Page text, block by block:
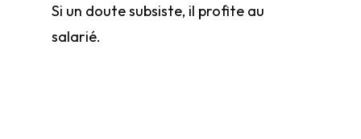
Si un doute subsiste, il profite au
salarié.